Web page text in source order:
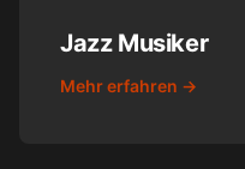
Jazz Musiker
Mehr erfahren →